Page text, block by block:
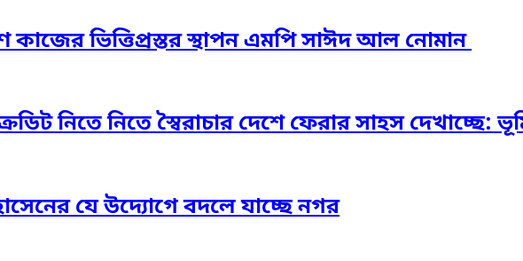
কাজের ভিত্তিপ্রস্তর স্থাপন এমপি সাঈদ আল নোমান
নিতে নিতে স্বৈরাচার দেশে ফেরার সাহস দেখাচ্ছে: ভূমি
যে উদ্যোগে বদলে যাচ্ছে নগর